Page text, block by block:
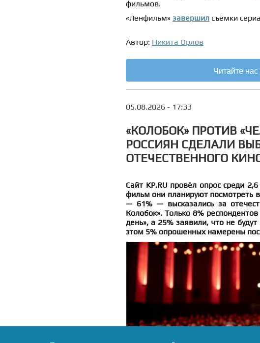
фильмов.
«Ленфильм» завершил съёмки
Автор: Никита Орлов
Читайте
05.08.2026 - 17:33
«КОЛОБОК» ПРОТИВ
РОССИЯН СДЕЛАЛИ
ОТЕЧЕСТВЕННОГО
Сайт KP.RU провёл опрос среди
фильм они планируют посмотреть
— 61% — высказались за
Колобок». Только 8%
день», а 25% заявили, что не
этом 5% опрошенных намерены